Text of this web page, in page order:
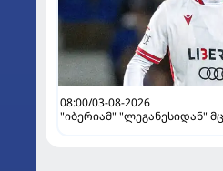
08:00/03-08-2026
"იბერიამ" "ლეგანესიდან"